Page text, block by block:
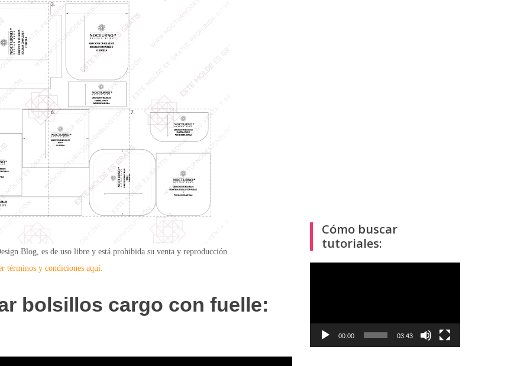
Blog, es de uso libre y está prohibida su venta y reproducción.
términos y condiciones aquí.
bolsillos cargo con fuelle:
Cómo buscar
tutoriales:
00:00 03:43